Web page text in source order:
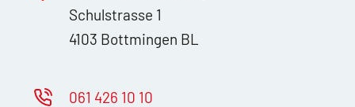
Schulstrasse 1
4103 Bottmingen BL
061 426 10 10